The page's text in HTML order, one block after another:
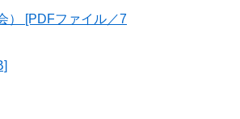
） [PDFファイル／7